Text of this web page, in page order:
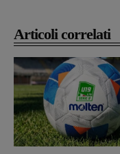
Articoli correlati